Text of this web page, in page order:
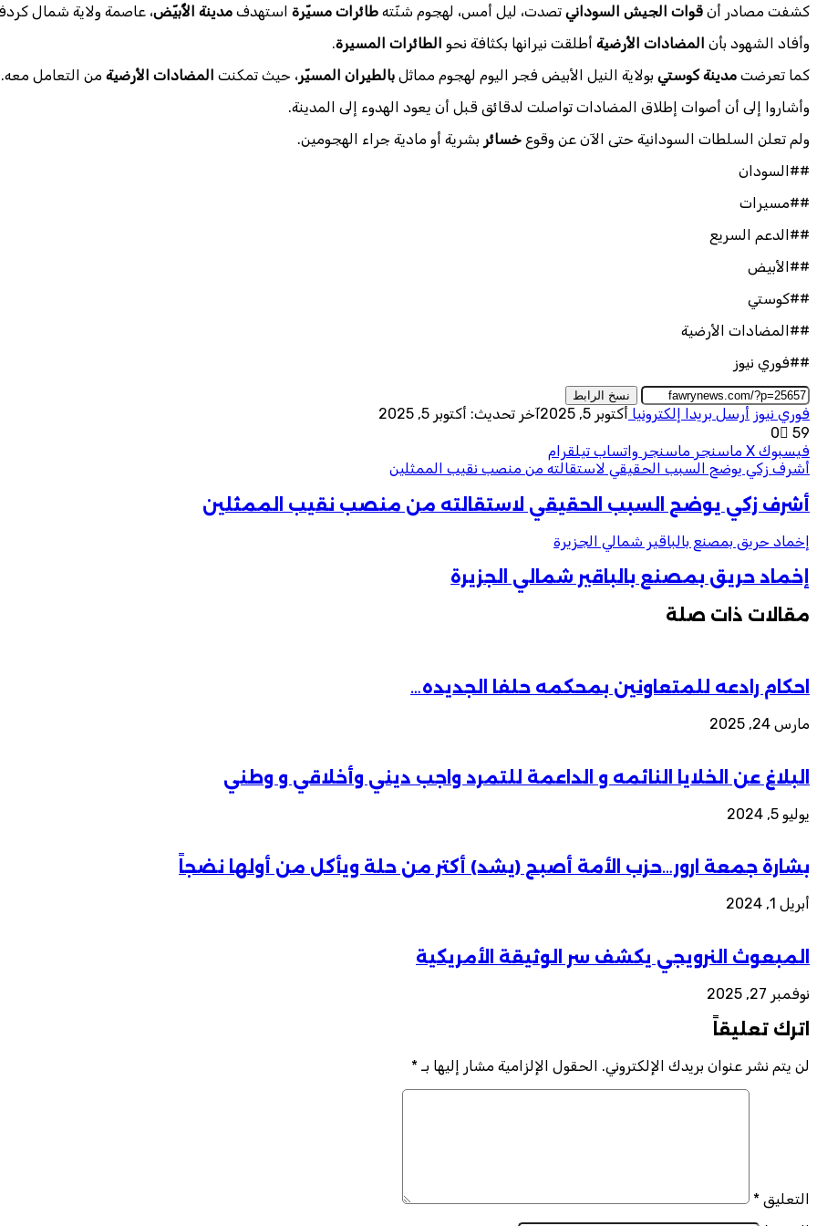
كشفت مصادر أن قوات الجيش السوداني تصدت، ليل أمس، لهجوم شنّته طائرات مسيّرة استهدف مدينة الأُبيّض، عاصمة ولاية شمال
وأفاد الشهود بأن المضادات الأرضية أطلقت نيرانها بكثافة نحو الطائرات المسيرة.
كما تعرضت مدينة كوستي بولاية النيل الأبيض فجر اليوم لهجوم مماثل بالطيران المسيّر ، حيث تمكنت المضادات الأرضية من التعامل معه.
وأشاروا إلى أن أصوات إطلاق المضادات تواصلت لدقائق قبل أن يعود الهدوء إلى المدينة.
ولم تعلن السلطات السودانية حتى الآن عن وقوع خسائر بشرية أو مادية جراء الهجومين.
##السودان
##مسيرات
##الدعم السريع
##الأبيض
##كوستي
##المضادات الأرضية
##فوري نيوز
نسخ الرابط
فوري نيوز أرسل بريدا إلكترونيا أكتوبر 5, 2025
آخر تحديث: أكتوبر 5, 2025
0
59
فيسبوك ‫X ماسنجر ماسنجر واتساب تيلقرام
أشرف زكي يوضح السبب الحقيقي لاستقالته من منصب نقيب الممثلين
أشرف زكي يوضح السبب الحقيقي لاستقالته من منصب نقيب الممثلين
إخماد حريق بمصنع بالباقير شمالي الجزيرة
إخماد حريق بمصنع بالباقير شمالي الجزيرة
مقالات ذات صلة
احكام رادعه للمتعاونين بمحكمه حلفا الجديده…
مارس 24, 2025
البلاغ عن الخلايا النائمه و الداعمة للتمرد واجب ديني وأخلاقي و وطني
يوليو 5, 2024
بشارة جمعة ارور…حزب الأمة أصبح (يشد) أكتر من حلة ويأكل من أولها نضجاً
أبريل 1, 2024
المبعوث النرويجي يكشف سر الوثيقة الأمريكية
نوفمبر 27, 2025
اترك تعليقاً
لن يتم نشر عنوان بريدك الإلكتروني. الحقول الإلزامية مشار إليها بـ *
التعليق *